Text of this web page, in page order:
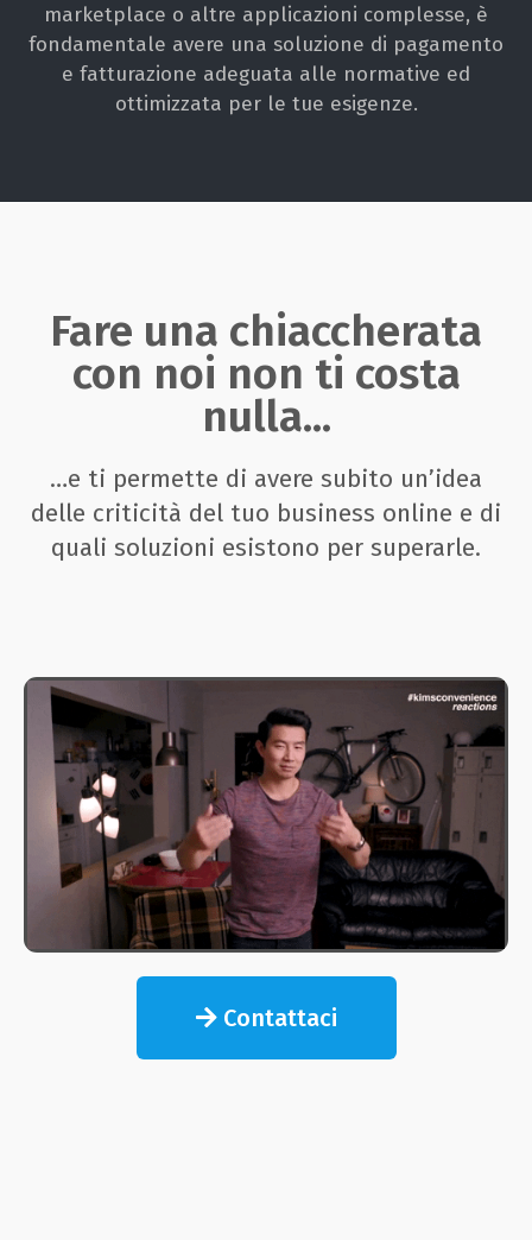
marketplace o altre applicazioni complesse, è
fondamentale avere una soluzione di pagamento
e fatturazione adeguata alle normative ed
ottimizzata per le tue esigenze.
Fare una chiaccherata
con noi non ti costa
nulla...
…e ti permette di avere subito un’idea
delle criticità del tuo business online e di
quali soluzioni esistono per superarle.
Contattaci